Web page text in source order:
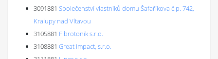
3091881 Společenství vlastníků domu Šafaříkova č.p. 742,
Kralupy nad Vltavou
3105881 Fibrotonik s.r.o.
3108881 Great Impact, s.r.o.